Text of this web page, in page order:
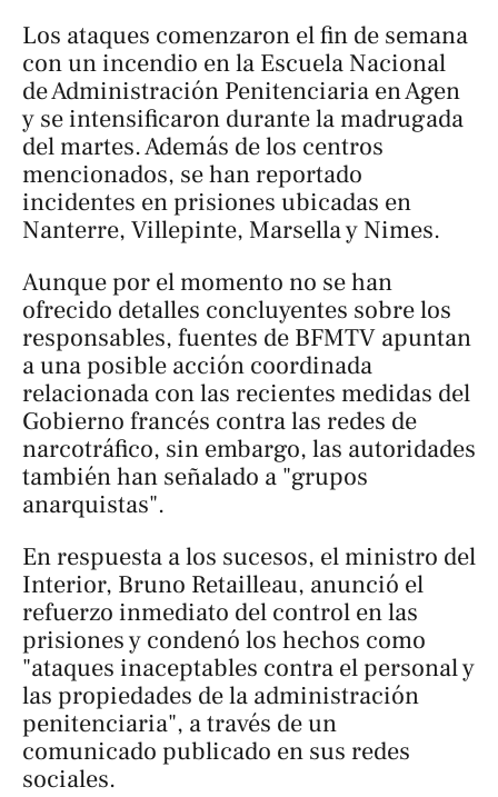
Los ataques comenzaron el fin de semana
con un incendio en la Escuela Nacional
de Administración Penitenciaria en Agen
y se intensificaron durante la madrugada
del martes. Además de los centros
mencionados, se han reportado
incidentes en prisiones ubicadas en
Nanterre, Villepinte, Marsella y Nimes.
Aunque por el momento no se han
ofrecido detalles concluyentes sobre los
responsables, fuentes de BFMTV apuntan
a una posible acción coordinada
relacionada con las recientes medidas del
Gobierno francés contra las redes de
narcotráfico, sin embargo, las autoridades
también han señalado a "grupos
anarquistas".
En respuesta a los sucesos, el ministro del
Interior, Bruno Retailleau, anunció el
refuerzo inmediato del control en las
prisiones y condenó los hechos como
"ataques inaceptables contra el personal y
las propiedades de la administración
penitenciaria", a través de un
comunicado publicado en sus redes
sociales.